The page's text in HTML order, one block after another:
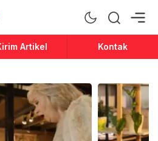
Inspirasi
Artikel Kontak